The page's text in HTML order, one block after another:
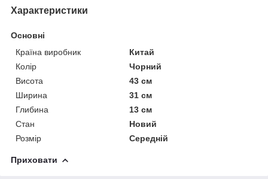
Характеристики
Основні
Країна виробник
Китай
Колір
Чорний
Висота
43 см
Ширина
31 см
Глибина
13 см
Стан
Новий
Розмір
Середній
Приховати